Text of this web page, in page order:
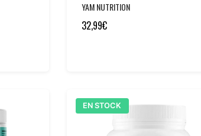
YAM NUTRITION
32,99€
EN STOCK